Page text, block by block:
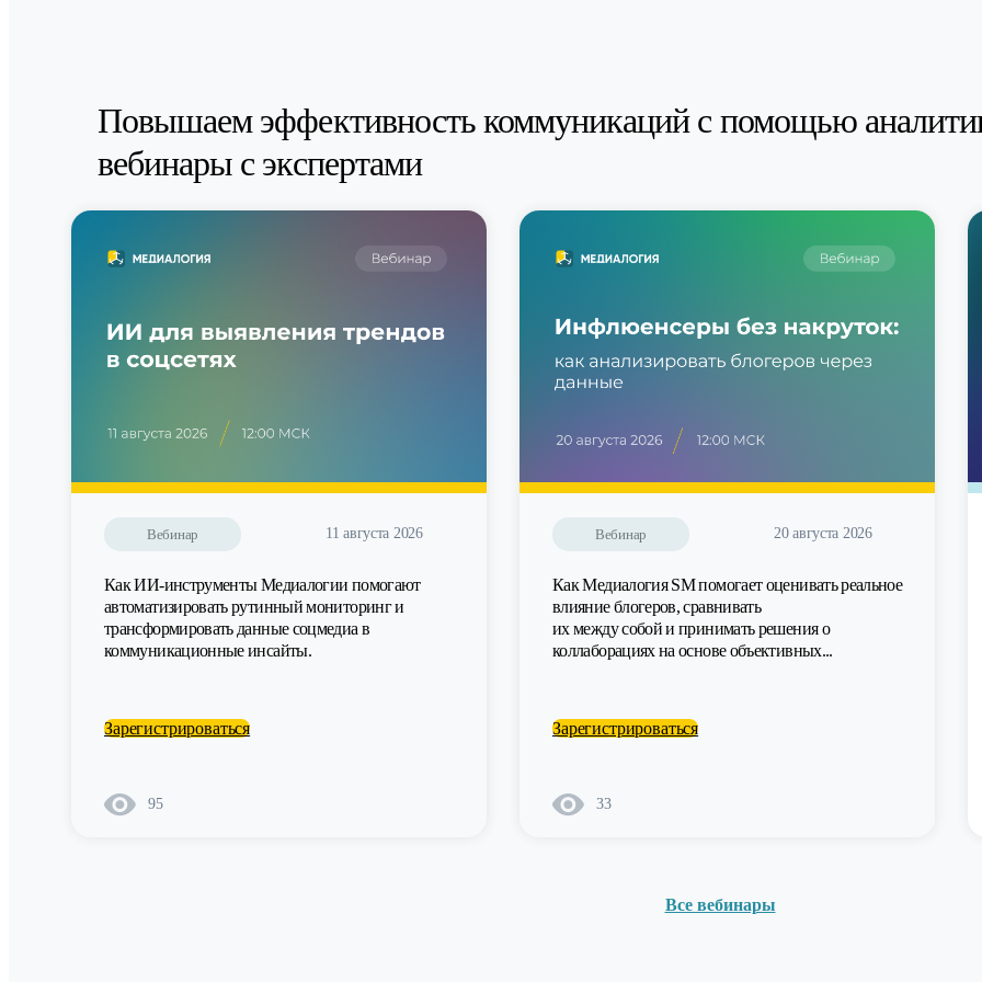
Повышаем эффективность коммуникаций с помощью
вебинары с экспертами
Вебинар 11 августа 2026
Как ИИ-инструменты Медиалогии помогают
автоматизировать рутинный мониторинг и
трансформировать данные соцмедиа в
коммуникационные инсайты.
Зарегистрироваться
95
Вебинар 20 августа 2026
Как Медиалогия SM помогает оценивать реальное
влияние блогеров, сравнивать
их между собой и принимать решения о
коллаборациях на основе объективных...
Зарегистрироваться
33
Все вебинары